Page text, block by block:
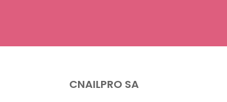
CNAILPRO SA